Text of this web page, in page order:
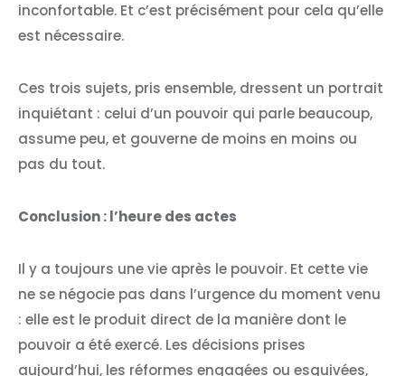
inconfortable. Et c’est précisément pour cela qu’elle
est nécessaire.
Ces trois sujets, pris ensemble, dressent un portrait
inquiétant : celui d’un pouvoir qui parle beaucoup,
assume peu, et gouverne de moins en moins ou
pas du tout.
Conclusion : l’heure des actes
Il y a toujours une vie après le pouvoir. Et cette vie
ne se négocie pas dans l’urgence du moment venu
: elle est le produit direct de la manière dont le
pouvoir a été exercé. Les décisions prises
aujourd’hui, les réformes engagées ou esquivées,